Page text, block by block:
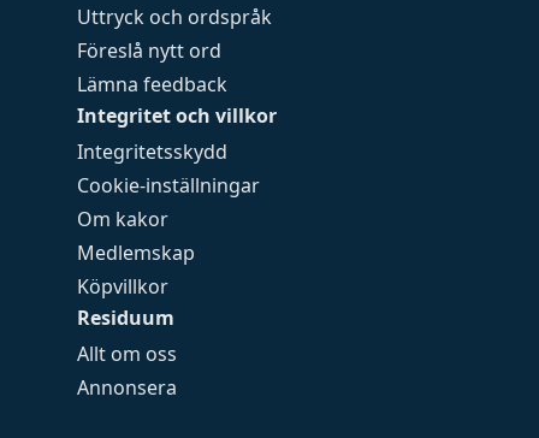
Uttryck och ordspråk
Föreslå nytt ord
Lämna feedback
Integritet och villkor
Integritetsskydd
Cookie-inställningar
Om kakor
Medlemskap
Köpvillkor
Residuum
Allt om oss
Annonsera